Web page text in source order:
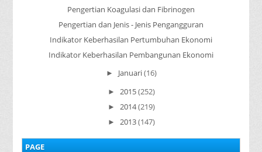
Pengertian Koagulasi dan Fibrinogen
Pengertian dan Jenis - Jenis Pengangguran
Indikator Keberhasilan Pertumbuhan Ekonomi
Indikator Keberhasilan Pembangunan Ekonomi
► Januari(16)
► 2015(252)
► 2014(219)
► 2013(147)
PAGE